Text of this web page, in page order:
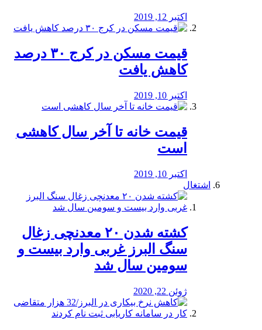
اکتبر 12, 2019
️قیمت مسکن در کرج ۳۰ درصد
کاهش یافت
اکتبر 10, 2019
قیمت خانه تا آخر سال کاهشی
است
اکتبر 10, 2019
اشتغال
کشته شدن ۲۰ معدنچی زغال
سنگ البرز غربی وارد بیست و
سومین سال شد
ژوئن 22, 2020